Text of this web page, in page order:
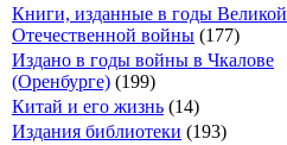
Книги, изданные в годы Великой
Отечественной войны (177)
Издано в годы войны в Чкалове
(Оренбурге) (199)
Китай и его жизнь (14)
Издания библиотеки (193)